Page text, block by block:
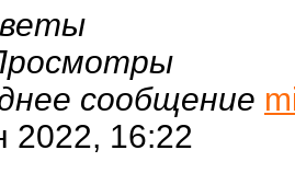
сообщение
2022, 16:22